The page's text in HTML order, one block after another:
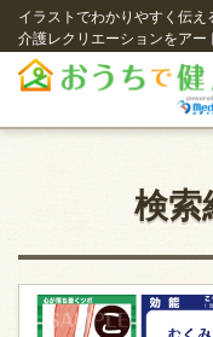
イラストでわかりやすく伝え
介護レクリエーションをアー
検